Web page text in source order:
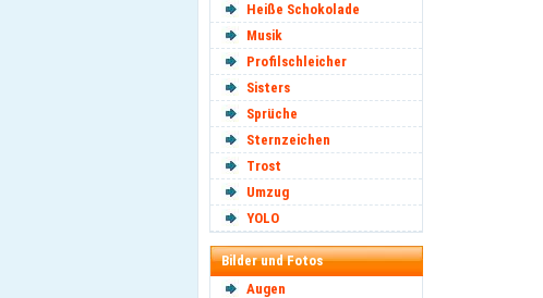
Heiße Schokolade
Musik
Profilschleicher
Sisters
Sprüche
Sternzeichen
Trost
Umzug
YOLO
Bilder und Fotos
Augen